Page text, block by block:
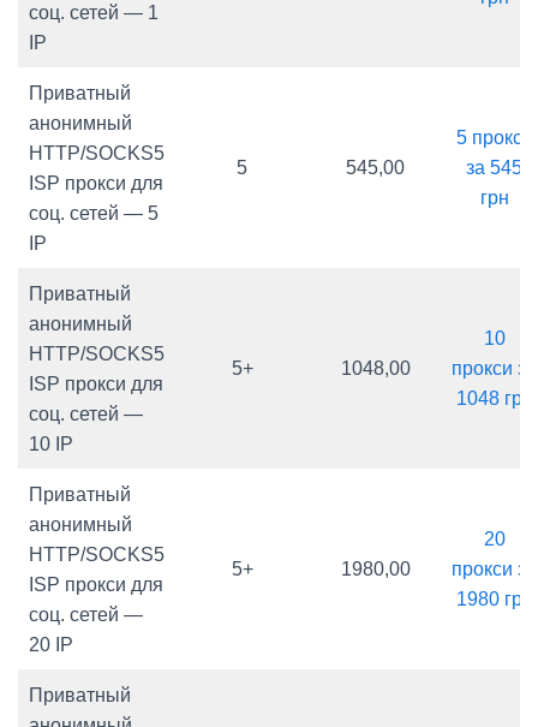
соц. сетей — 1
IP
Приватный
анонимный
HTTP/SOCKS5
ISP прокси для
соц. сетей — 5
IP
5 545,00
5 прокси
за 545
грн
Приватный
анонимный
HTTP/SOCKS5
ISP прокси для
соц. сетей —
10 IP
5+ 1048,00
10
прокси за
1048 грн
Приватный
анонимный
HTTP/SOCKS5
ISP прокси для
соц. сетей —
20 IP
5+ 1980,00
20
прокси за
1980 грн
Приватный